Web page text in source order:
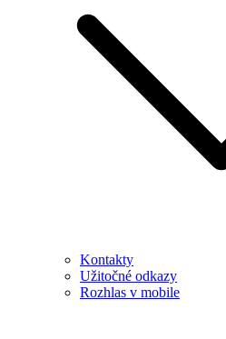
Kontakty
Užitočné odkazy
Rozhlas v mobile